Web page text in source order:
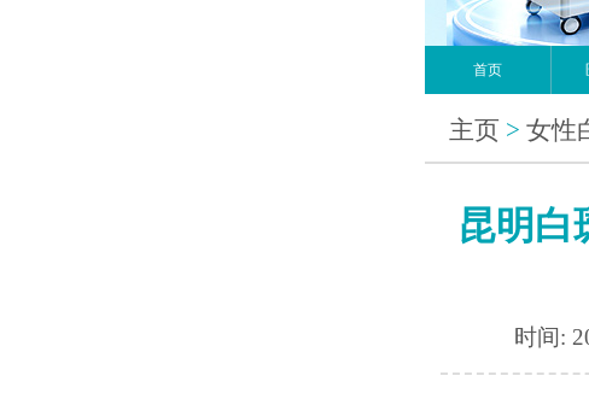
首页
主页 > 女性
昆明白
时间: